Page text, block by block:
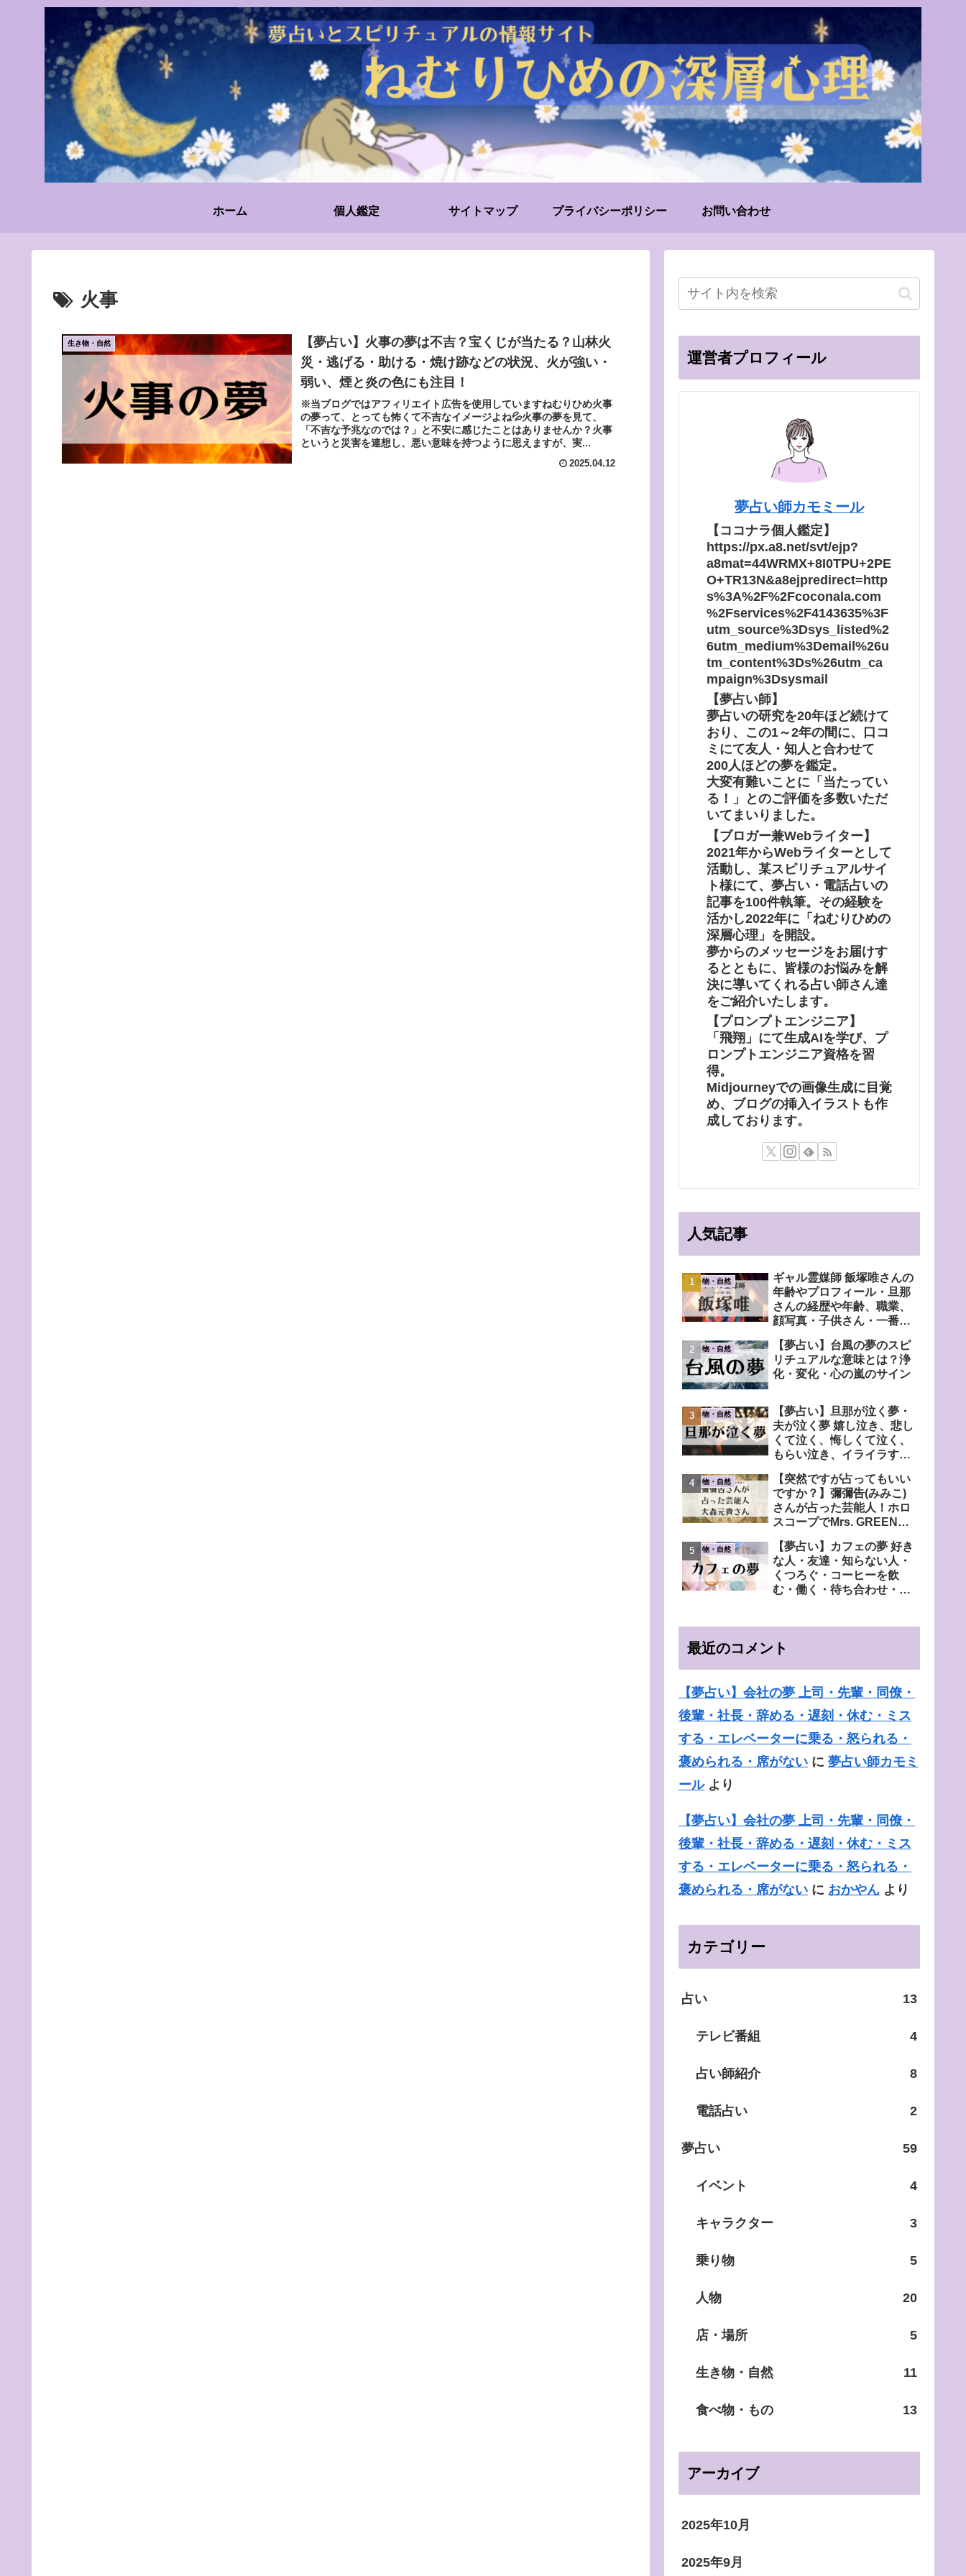
ホーム 個人鑑定 サイトマップ プライバシーポリシー お問い合わせ
火事
生き物・自然
【夢占い】火事の夢は不吉？宝くじが当たる？山林火
災・逃げる・助ける・焼け跡などの状況、火が強い・
弱い、煙と炎の色にも注目！
※当ブログではアフィリエイト広告を使用していますねむりひめ火事
の夢って、とっても怖くて不吉なイメージよね💦火事の夢を見て、
「不吉な予兆なのでは？」と不安に感じたことはありませんか？火事
というと災害を連想し、悪い意味を持つように思えますが、実...
2025.04.12
運営者プロフィール
夢占い師カモミール
【ココナラ個人鑑定】
https://px.a8.net/svt/ejp?
a8mat=44WRMX+8I0TPU+2PE
O+TR13N&a8ejpredirect=http
s%3A%2F%2Fcoconala.com
%2Fservices%2F4143635%3F
utm_source%3Dsys_listed%2
6utm_medium%3Demail%26u
tm_content%3Ds%26utm_ca
mpaign%3Dsysmail
【夢占い師】
夢占いの研究を20年ほど続けて
おり、この1～2年の間に、口コ
ミにて友人・知人と合わせて
200人ほどの夢を鑑定。
大変有難いことに「当たってい
る！」とのご評価を多数いただ
いてまいりました。
【ブロガー兼Webライター】
2021年からWebライターとして
活動し、某スピリチュアルサイ
ト様にて、夢占い・電話占いの
記事を100件執筆。その経験を
活かし2022年に「ねむりひめの
深層心理」を開設。
夢からのメッセージをお届けす
るとともに、皆様のお悩みを解
決に導いてくれる占い師さん達
をご紹介いたします。
【プロンプトエンジニア】
「飛翔」にて生成AIを学び、プ
ロンプトエンジニア資格を習
得。
Midjourneyでの画像生成に目覚
め、ブログの挿入イラストも作
成しております。
人気記事
生き物・自然
ギャル霊媒師 飯塚唯さんの
年齢やプロフィール・旦那
さんの経歴や年齢、職業、
顔写真・子供さん・一番弟
査！
生き物・自然
【夢占い】台風の夢のスピ
リチュアルな意味とは？浄
化・変化・心の嵐のサイン
生き物・自然
【夢占い】旦那が泣く夢・
夫が泣く夢 嬉し泣き、悲し
くて泣く、悔しくて泣く、
もらい泣き、イライラす
など
生き物・自然
【突然ですが占ってもいい
ですか？】彌彌告(みみこ)
さんが占った芸能人！ホロ
スコープでMrs. GREEN
命鑑定
生き物・自然
【夢占い】カフェの夢 好き
な人・友達・知らない人・
くつろぐ・コーヒーを飲
む・働く・待ち合わせ・賑
最近のコメント
【夢占い】会社の夢 上司・先輩・同僚・
後輩・社長・辞める・遅刻・休む・ミス
する・エレベーターに乗る・怒られる・
褒められる・席がない に 夢占い師カモミ
ールより
【夢占い】会社の夢 上司・先輩・同僚・
後輩・社長・辞める・遅刻・休む・ミス
する・エレベーターに乗る・怒られる・
褒められる・席がない に おかやん より
カテゴリー
占い 13
テレビ番組 4
占い師紹介 8
電話占い 2
夢占い 59
イベント 4
キャラクター 3
乗り物 5
人物 20
店・場所 5
生き物・自然 11
食べ物・もの 13
アーカイブ
2025年10月
2025年9月